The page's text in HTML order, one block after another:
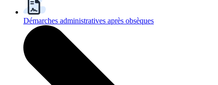
Démarches administratives après obsèques